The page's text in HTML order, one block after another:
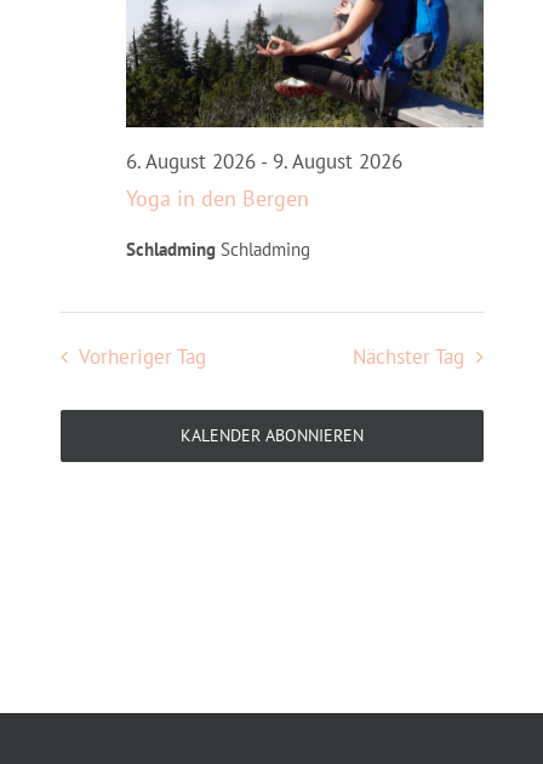
6. August 2026- 9. August 2026
Yoga in den Bergen
Schladming Schladming
Vorheriger Tag Nächster Tag
KALENDER ABONNIEREN